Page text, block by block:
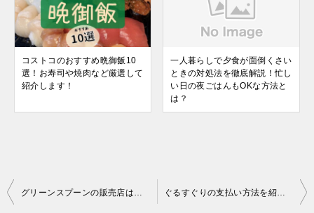
コストコのおすすめ晩御飯10
選！お寿司や焼肉など厳選して
紹介します！
一人暮らしで夕食が面倒くさい
ときの対処法を徹底解説！忙し
い日の夜ごはんもOKな方法と
は？
投
グリーンスプーンの販売店は？どこに売ってるかドンキやロフトなどでの市販状況を調査！ ぐるすぐりの支払い方法を紹介！クレジットカードやデビットカードでの決済は可能？